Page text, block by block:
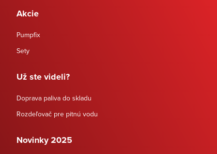
Akcie
Pumpfix
Sety
Už ste videli?
Doprava paliva do skladu
Rozdeľovač pre pitnú vodu
Novinky 2025